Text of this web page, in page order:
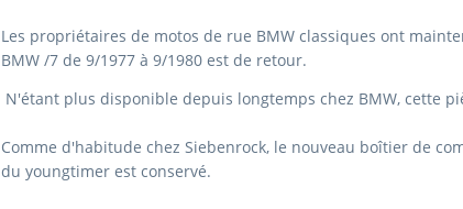
Les propriétaires de motos de rue BMW classiques ont
BMW /7 de 9/1977 à 9/1980 est de retour.
N'étant plus disponible depuis longtemps chez BMW, cette
Comme d'habitude chez Siebenrock, le nouveau boîtier de
du youngtimer est conservé.